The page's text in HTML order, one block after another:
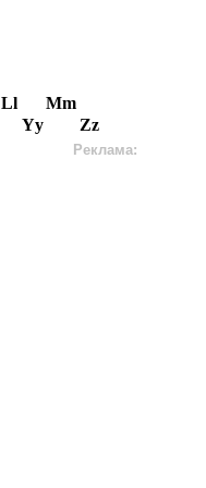
Ll
Mm
Yy Zz
Реклама: